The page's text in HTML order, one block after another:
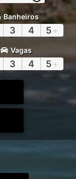
Banheiros
3 4 5+
Vagas
3 4 5+